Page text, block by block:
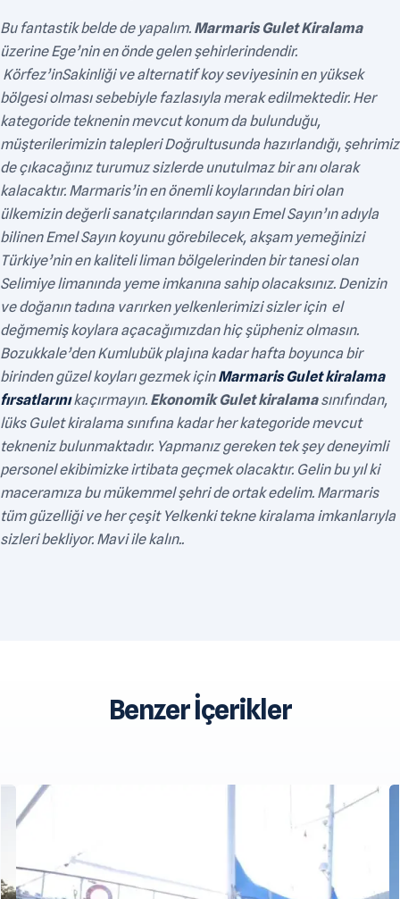
Bu fantastik belde de yapalım. Marmaris Gulet Kiralama
üzerine Ege’nin en önde gelen şehirlerindendir.
Körfez’inSakinliği ve alternatif koy seviyesinin en yüksek
bölgesi olması sebebiyle fazlasıyla merak edilmektedir. Her
kategoride teknenin mevcut konum da bulunduğu,
müşterilerimizin talepleri Doğrultusunda hazırlandığı, şehrimiz
de çıkacağınız turumuz sizlerde unutulmaz bir anı olarak
kalacaktır. Marmaris’in en önemli koylarından biri olan
ülkemizin değerli sanatçılarından sayın Emel Sayın’ın adıyla
bilinen Emel Sayın koyunu görebilecek, akşam yemeğinizi
Türkiye’nin en kaliteli liman bölgelerinden bir tanesi olan
Selimiye limanında yeme imkanına sahip olacaksınız. Denizin
ve doğanın tadına varırken yelkenlerimizi sizler için el
değmemiş koylara açacağımızdan hiç şüpheniz olmasın.
Bozukkale’den Kumlubük plajına kadar hafta boyunca bir
birinden güzel koyları gezmek içinMarmaris Gulet kiralama
fırsatlarınıkaçırmayın. Ekonomik Gulet kiralamasınıfından,
lüks Gulet kiralama sınıfına kadar her kategoride mevcut
tekneniz bulunmaktadır. Yapmanız gereken tek şey deneyimli
personel ekibimizke irtibata geçmek olacaktır. Gelin bu yıl ki
maceramıza bu mükemmel şehri de ortak edelim. Marmaris
tüm güzelliği ve her çeşit Yelkenki tekne kiralama imkanlarıyla
sizleri bekliyor. Mavi ile kalın..
Benzer İçerikler